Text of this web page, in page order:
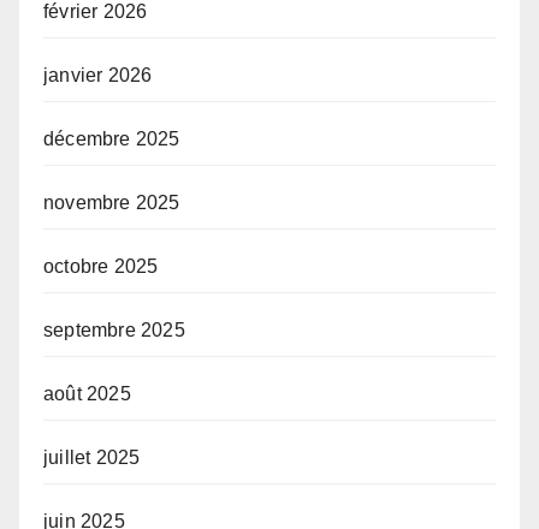
février 2026
janvier 2026
décembre 2025
novembre 2025
octobre 2025
septembre 2025
août 2025
juillet 2025
juin 2025